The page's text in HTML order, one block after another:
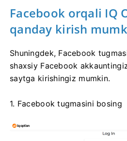
Facebook orqali IQ
qanday kirish
Shuningdek, Facebook
shaxsiy Facebook
saytga kirishingiz mumkin.
1. Facebook tugmasini bosing